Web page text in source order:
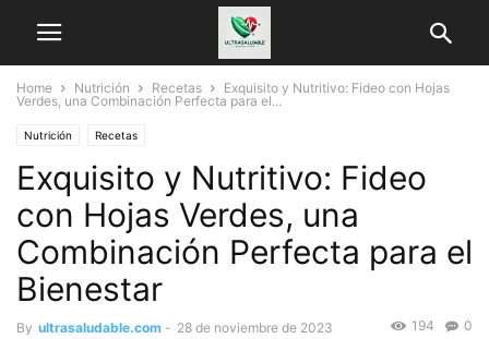
Home Nutrición Recetas
Exquisito y Nutritivo: Fideo con Hojas
Verdes, una Combinación Perfecta para el...
Nutrición Recetas
Exquisito y Nutritivo: Fideo
con Hojas Verdes, una
Combinación Perfecta para el
Bienestar
By ultrasaludable.com - 28 de noviembre de 2023 0
194